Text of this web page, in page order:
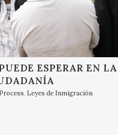
ESPERAR EN LA
, Leyes de Inmigración